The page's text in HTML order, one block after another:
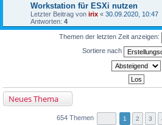
Workstation für ESXi nutzen
Letzter Beitrag von irix « 30.09.2020, 10:47
Antworten: 4
Themen der letzten Zeit anzeigen:
Sortiere nach
Neues Thema
654 Themen 1 2 3